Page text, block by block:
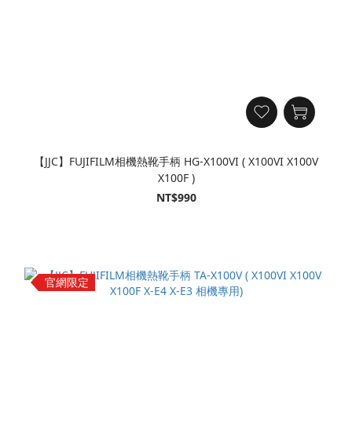
【JJC】FUJIFILM相機熱靴手柄 HG-X100VI ( X100VI X100V
X100F )
NT$990
官網限定